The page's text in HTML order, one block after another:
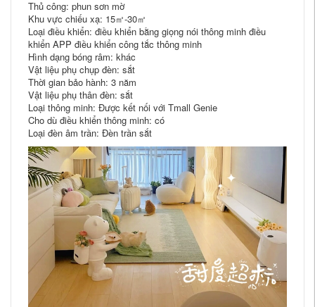
Thủ công: phun sơn mờ
Khu vực chiếu xạ: 15㎡-30㎡
Loại điều khiển: điều khiển bằng giọng nói thông minh điều
khiển APP điều khiển công tắc thông minh
Hình dạng bóng râm: khác
Vật liệu phụ chụp đèn: sắt
Thời gian bảo hành: 3 năm
Vật liệu phụ thân đèn: sắt
Loại thông minh: Được kết nối với Tmall Genie
Cho dù điều khiển thông minh: có
Loại đèn âm trần: Đèn trần sắt